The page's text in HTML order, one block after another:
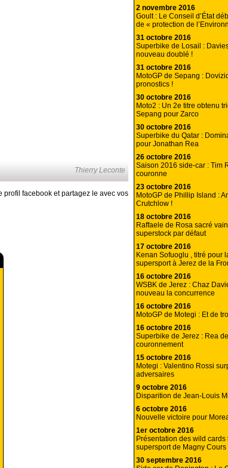
Thierry Leconte
profil facebook et partagez le avec vos
2 novembre 2016
Goult : Le Conseil d’État
de « protection de
31 octobre 2016
Superbike de Losail :
nouveau doublé !
31 octobre 2016
MotoGP de Sepang :
pronostics !
30 octobre 2016
Moto2 : Un 2e titre obtenu
Sepang pour Zarco
30 octobre 2016
Superbike du Qatar :
pour Jonathan Rea
26 octobre 2016
Saison 2016 side-car : Tim
couronne
23 octobre 2016
MotoGP de Phillip Island :
Crutchlow !
18 octobre 2016
Raffaele de Rosa sacré
superstock par défaut
17 octobre 2016
Kenan Sofuoglu , titré pour
supersport à Jerez de la
16 octobre 2016
WSBK de Jerez : Chaz
nouveau la concurrence
16 octobre 2016
MotoGP de Motegi : Et de
16 octobre 2016
Superbike de Jerez : Rea
couronnement
15 octobre 2016
Motegi : Valentino Rossi
adversaires
9 octobre 2016
Disparition de Jean-Louis
6 octobre 2016
Nouvelle victoire pour
1er octobre 2016
Présentation des wild cards
supersport de Magny Cours
30 septembre 2016